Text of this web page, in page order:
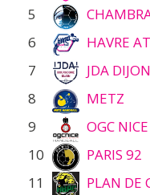
5
6
HAVRE
7
JDA
8
METZ
9
OGC
10
PARIS 92
11
PLAN DE